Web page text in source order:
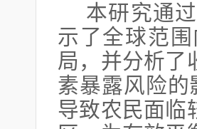
本研究通
示了全球范
局，并分析了
素暴露风险的
导致农民面临